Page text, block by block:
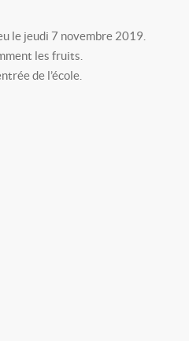
le jeudi 7 novembre 2019.
les fruits.
de l’école.